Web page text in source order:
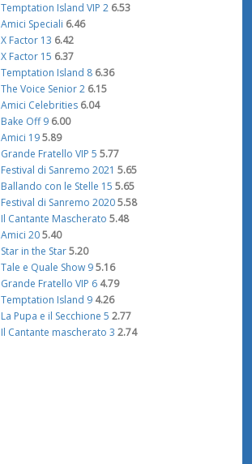
Temptation Island VIP 2 6.53
Amici Speciali 6.46
X Factor 13 6.42
X Factor 15 6.37
Temptation Island 8 6.36
The Voice Senior 2 6.15
Amici Celebrities 6.04
Bake Off 9 6.00
Amici 19 5.89
Grande Fratello VIP 5 5.77
Festival di Sanremo 2021 5.65
Ballando con le Stelle 15 5.65
Festival di Sanremo 2020 5.58
Il Cantante Mascherato 5.48
Amici 20 5.40
Star in the Star 5.20
Tale e Quale Show 9 5.16
Grande Fratello VIP 6 4.79
Temptation Island 9 4.26
La Pupa e il Secchione 5 2.77
Il Cantante mascherato 3 2.74